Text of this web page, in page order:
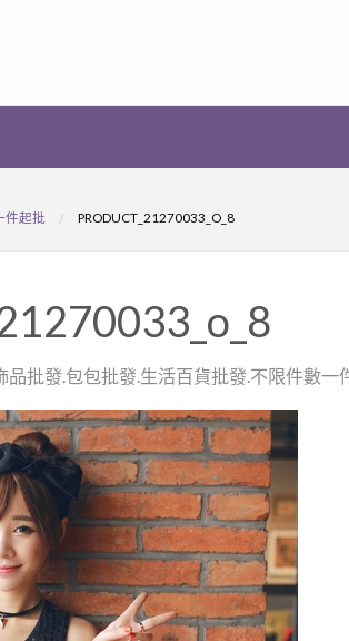
件起批 PRODUCT_21270033_O_8
批發.包包批發.生活百貨批發.不限件數一